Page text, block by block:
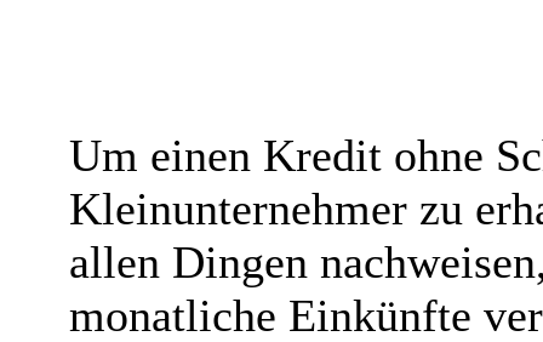
Um einen Kredit ohne
Kleinunternehmer zu
allen Dingen
monatliche Einkünfte